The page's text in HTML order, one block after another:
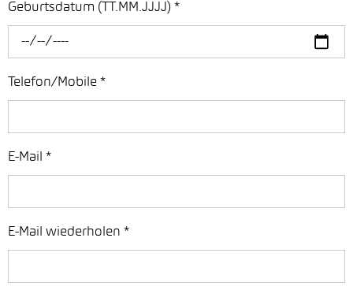
Geburtsdatum (TT.MM.JJJJ) *
Telefon/Mobile *
E-Mail *
E-Mail wiederholen *